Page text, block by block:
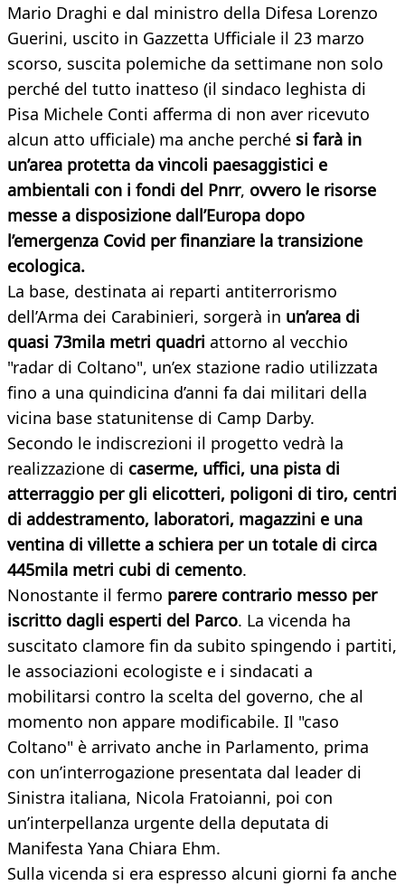
Mario Draghi e dal ministro della Difesa Lorenzo
Guerini, uscito in Gazzetta Ufficiale il 23 marzo
scorso, suscita polemiche da settimane non solo
perché del tutto inatteso (il sindaco leghista di
Pisa Michele Conti afferma di non aver ricevuto
alcun atto ufficiale) ma anche perché si farà in
un’area protetta da vincoli paesaggistici e
ambientali con i fondi del Pnrr, ovvero le risorse
messe a disposizione dall’Europa dopo
l’emergenza Covid per finanziare la transizione
ecologica.
La base, destinata ai reparti antiterrorismo
dell’Arma dei Carabinieri, sorgerà in un’area di
quasi 73mila metri quadri attorno al vecchio
"radar di Coltano", un’ex stazione radio utilizzata
fino a una quindicina d’anni fa dai militari della
vicina base statunitense di Camp Darby.
Secondo le indiscrezioni il progetto vedrà la
realizzazione di caserme, uffici, una pista di
atterraggio per gli elicotteri, poligoni di tiro, centri
di addestramento, laboratori, magazzini e una
ventina di villette a schiera per un totale di circa
445mila metri cubi di cemento.
Nonostante il fermo parere contrario messo per
iscritto dagli esperti del Parco. La vicenda ha
suscitato clamore fin da subito spingendo i partiti,
le associazioni ecologiste e i sindacati a
mobilitarsi contro la scelta del governo, che al
momento non appare modificabile. Il "caso
Coltano" è arrivato anche in Parlamento, prima
con un’interrogazione presentata dal leader di
Sinistra italiana, Nicola Fratoianni, poi con
un’interpellanza urgente della deputata di
Manifesta Yana Chiara Ehm.
Sulla vicenda si era espresso alcuni giorni fa anche